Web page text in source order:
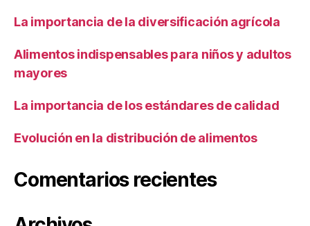
La importancia de la diversificación agrícola
Alimentos indispensables para niños y adultos
mayores
La importancia de los estándares de calidad
Evolución en la distribución de alimentos
Comentarios recientes